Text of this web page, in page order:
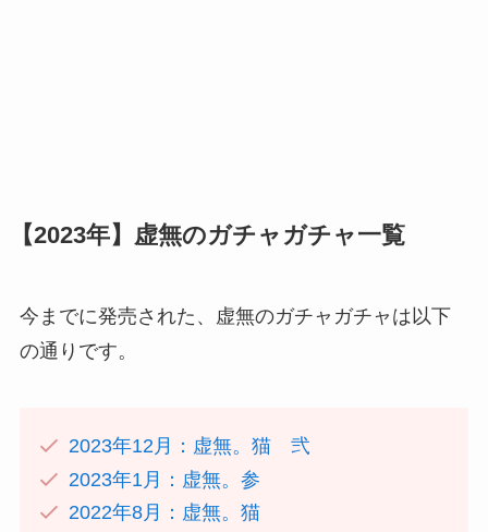
【2023年】虚無のガチャガチャ一覧
今までに発売された、虚無のガチャガチャは以下
の通りです。
2023年12月：虚無。猫 弐
2023年1月：虚無。参
2022年8月：虚無。猫